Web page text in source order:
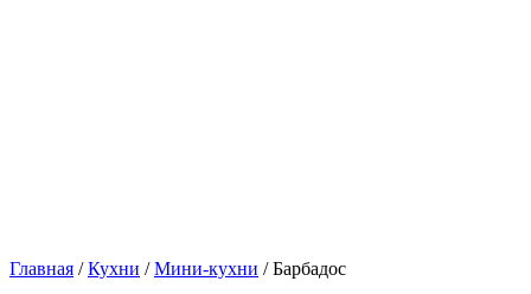
Главная /Кухни /Мини-кухни / Барбадос